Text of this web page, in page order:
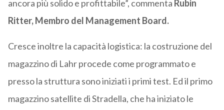
ancora più solido e profittabile”, commenta Rubin
Ritter, Membro del Management Board.
Cresce inoltre la capacità logistica: la costruzione del
magazzino di Lahr procede come programmato e
presso la struttura sono iniziati i primi test. Ed il primo
magazzino satellite di Stradella, che ha iniziato le